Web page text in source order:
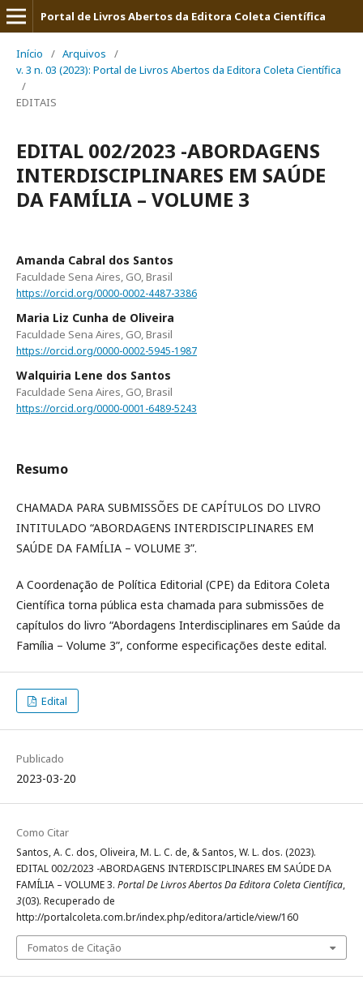
Portal de Livros Abertos da Editora Coleta Científica
Início / Arquivos
/
v. 3 n. 03 (2023): Portal de Livros Abertos da Editora Coleta Científica
/
EDITAIS
EDITAL 002/2023 -ABORDAGENS
INTERDISCIPLINARES EM SAÚDE
DA FAMÍLIA – VOLUME 3
Amanda Cabral dos Santos
Faculdade Sena Aires, GO, Brasil
https://orcid.org/0000-0002-4487-3386
Maria Liz Cunha de Oliveira
Faculdade Sena Aires, GO, Brasil
https://orcid.org/0000-0002-5945-1987
Walquiria Lene dos Santos
Faculdade Sena Aires, GO, Brasil
https://orcid.org/0000-0001-6489-5243
Resumo
CHAMADA PARA SUBMISSÕES DE CAPÍTULOS DO LIVRO
INTITULADO “ABORDAGENS INTERDISCIPLINARES EM
SAÚDE DA FAMÍLIA – VOLUME 3”.
A Coordenação de Política Editorial (CPE) da Editora Coleta
Científica torna pública esta chamada para submissões de
capítulos do livro “Abordagens Interdisciplinares em Saúde da
Família – Volume 3”, conforme especificações deste edital.
Edital
Publicado
2023-03-20
Como Citar
Santos, A. C. dos, Oliveira, M. L. C. de, & Santos, W. L. dos. (2023).
EDITAL 002/2023 -ABORDAGENS INTERDISCIPLINARES EM SAÚDE DA
FAMÍLIA – VOLUME 3. Portal De Livros Abertos Da Editora Coleta Científica,
3(03). Recuperado de
http://portalcoleta.com.br/index.php/editora/article/view/160
Fomatos de Citação